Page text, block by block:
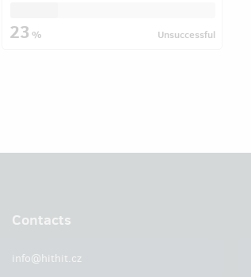
23% Unsuccessful
Contacts
info@hithit.cz